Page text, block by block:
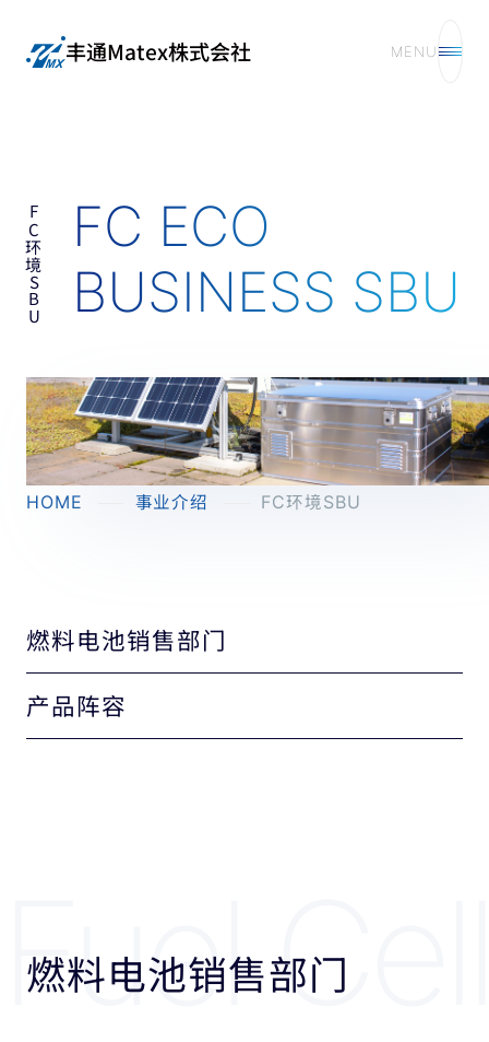
丰通Matex株式会社 MENU
FC环境SBU FC ECO
BUSINESS SBU
HOME 事业介绍 FC环境SBU
燃料电池销售部门
产品阵容
Fuel
燃料电池销售部门